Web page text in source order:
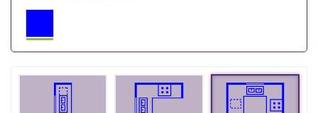
порядке
условиях
персональных